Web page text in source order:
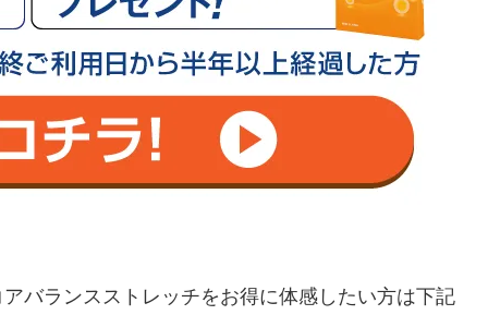
バランスストレッチをお得に体感したい方は下記